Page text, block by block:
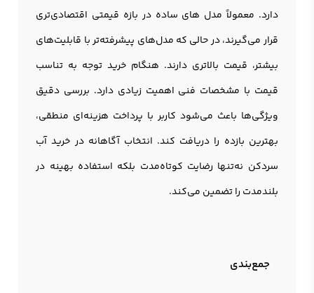
دارد. معمولاً مدل های ساده در بازه قیمتی اقتصادی‌تری
قرار می‌گیرند، در حالی که مدل‌های پیشرفته‌تر با قابلیت‌های
بیشتر، قیمت بالاتری دارند. هنگام خرید توجه به تناسب
قیمت با مشخصات فنی اهمیت زیادی دارد. بررسی دقیق
ویژگی‌ها باعث می‌شود کاربر با پرداخت هزینه‌ای منطقی،
بهترین بازده را دریافت کند. انتخاب آگاهانه در خرید آب
سردکن نه‌تنها رضایت کوتاه‌مدت بلکه استفاده بهینه در
بلندمدت را تضمین می‌کند.
جمع‌بندی